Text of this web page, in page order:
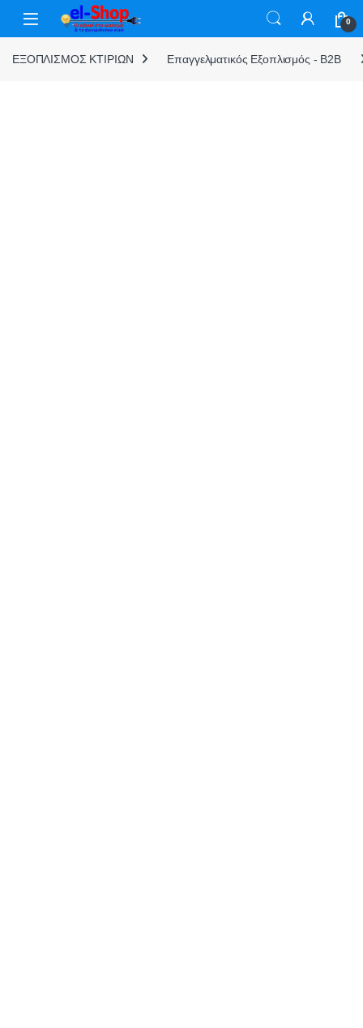
Skip to navigation
Skip to content
0
ΕΞΟΠΛΙΣΜΟΣ ΚΤΙΡΙΩΝ Επαγγελματικός Εξοπλισμός - B2B